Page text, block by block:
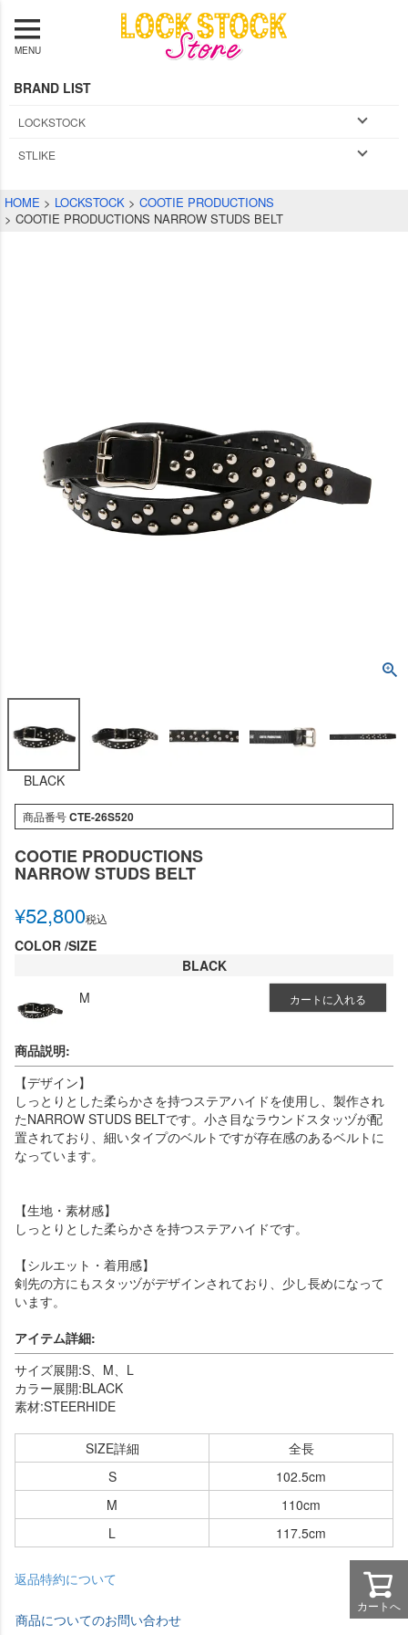
MENU
BRAND LIST
LOCKSTOCK
STLIKE
HOME LOCKSTOCK
COOTIE PRODUCTIONS
COOTIE PRODUCTIONS NARROW STUDS BELT
BLACK
商品番号CTE-26S520
COOTIE PRODUCTIONS
NARROW STUDS BELT
¥52,800税込
COLOR SIZE
BLACK
M
カートに入れる
商品説明:
【デザイン】
しっとりとした柔らかさを持つステアハイドを使用し、製作され
たNARROW STUDS BELTです。小さ目なラウンドスタッヅが配
置されており、細いタイプのベルトですが存在感のあるベルトに
なっています。
【生地・素材感】
しっとりとした柔らかさを持つステアハイドです。
【シルエット・着用感】
剣先の方にもスタッヅがデザインされており、少し長めになって
います。
アイテム詳細:
サイズ展開:S、M、L
カラー展開:BLACK
素材:STEERHIDE
SIZE詳細
全長
S
102.5cm
M
110cm
L
117.5cm
返品特約について
商品についてのお問い合わせ
カートへ